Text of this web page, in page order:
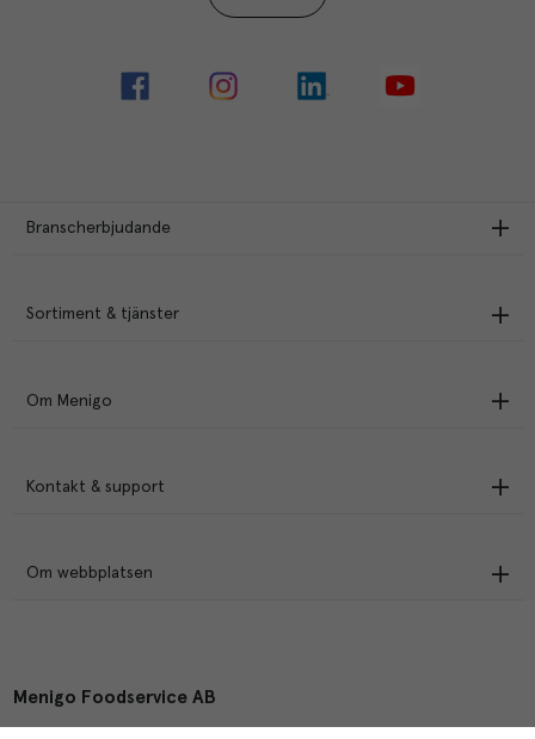
Branscherbjudande
Sortiment & tjänster
Om Menigo
Kontakt & support
Om webbplatsen
Menigo Foodservice AB